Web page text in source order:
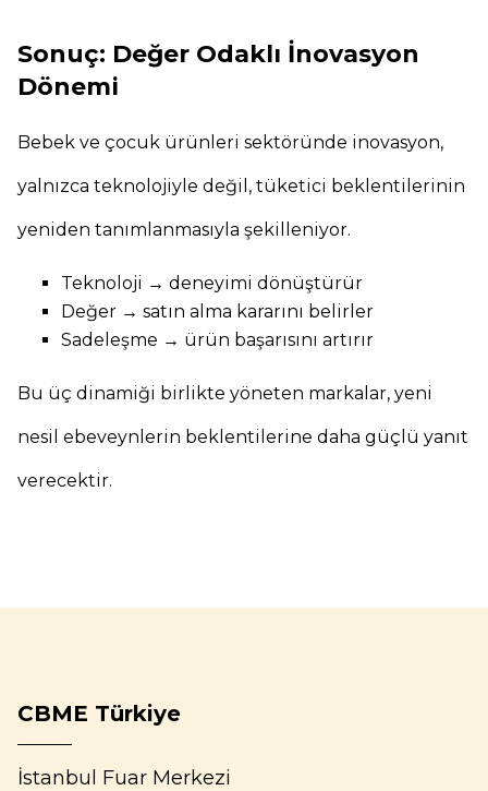
Sonuç: Değer Odaklı İnovasyon
Dönemi
Bebek ve çocuk ürünleri sektöründe inovasyon,
yalnızca teknolojiyle değil, tüketici beklentilerinin
yeniden tanımlanmasıyla şekilleniyor.
Teknoloji → deneyimi dönüştürür
Değer → satın alma kararını belirler
Sadeleşme → ürün başarısını artırır
Bu üç dinamiği birlikte yöneten markalar, yeni
nesil ebeveynlerin beklentilerine daha güçlü yanıt
verecektir.
CBME Türkiye
İstanbul Fuar Merkezi